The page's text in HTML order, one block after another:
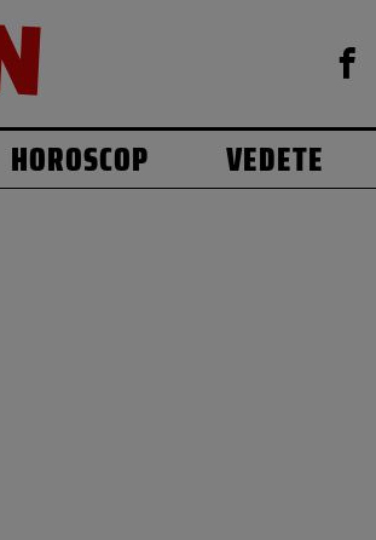
HOROSCOP VEDETE